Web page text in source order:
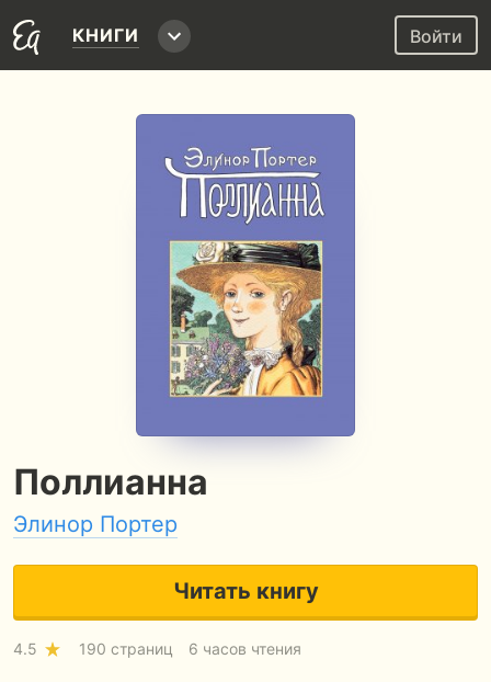
КНИГИ Войти
Поллианна
Элинор Портер
Читать книгу
4.5 190 страниц 6 часов чтения